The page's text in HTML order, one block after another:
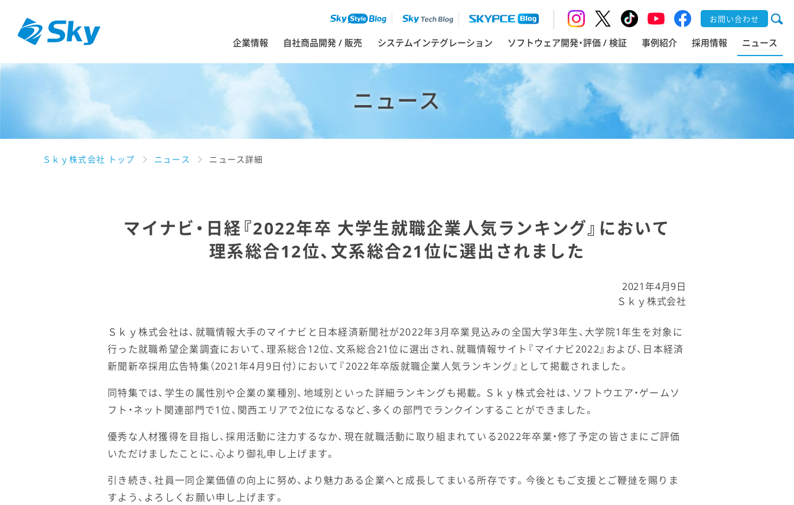
お問い合わせ
企業情報 自社商品開発 / 販売 システムインテグレーション ソフトウェア開発・評価 / 検証 事例紹介 採用情報 ニュース
ニュース
Ｓｋｙ株式会社 トップ ニュース ニュース詳細
マイナビ・日経『2022年卒 大学生就職企業人気ランキング』において
理系総合12位、文系総合21位に選出されました
2021年4月9日
Ｓｋｙ株式会社
Ｓｋｙ株式会社は、就職情報大手のマイナビと日本経済新聞社が2022年3月卒業見込みの全国大学3年生、大学院1年生を対象に
行った就職希望企業調査において、理系総合12位、文系総合21位に選出され、就職情報サイト『マイナビ2022』および、日本経済
新聞新卒採用広告特集（2021年4月9日付）において『2022年卒版就職企業人気ランキング』として掲載されました。
同特集では、学生の属性別や企業の業種別、地域別といった詳細ランキングも掲載。Ｓｋｙ株式会社は、ソフトウエア・ゲームソ
フト・ネット関連部門で1位、関西エリアで2位になるなど、多くの部門でランクインすることができました。
優秀な人材獲得を目指し、採用活動に注力するなか、現在就職活動に取り組まれている2022年卒業・修了予定の皆さまにご評価
いただけましたことに、心より御礼申し上げます。
引き続き、社員一同企業価値の向上に努め、より魅力ある企業へと成長してまいる所存です。今後ともご支援とご鞭撻を賜りま
すよう、よろしくお願い申し上げます。